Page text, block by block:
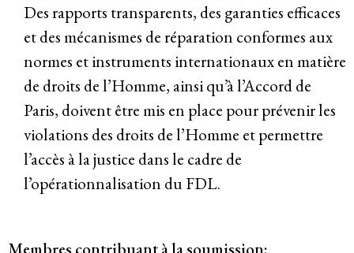
Des rapports transparents, des garanties efficaces
et des mécanismes de réparation conformes aux
normes et instruments internationaux en matière
de droits de l’Homme, ainsi qu’à l’Accord de
Paris, doivent être mis en place pour prévenir les
violations des droits de l’Homme et permettre
l’accès à la justice dans le cadre de
l’opérationnalisation du FDL.